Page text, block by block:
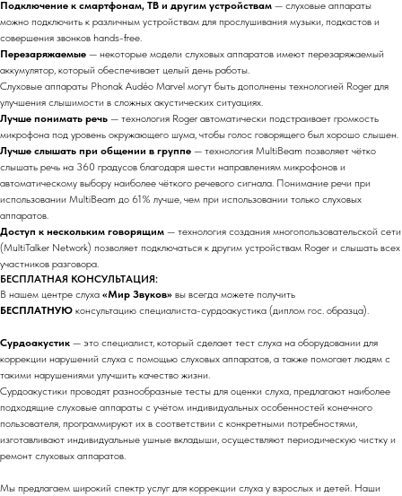
Подключение к смартфонам, ТВ и другим устройствам — слуховые аппараты
можно подключить к различным устройствам для прослушивания музыки, подкастов и
совершения звонков hands-free.
Перезаряжаемые — некоторые модели слуховых аппаратов имеют перезаряжаемый
аккумулятор, который обеспечивает целый день работы.
Слуховые аппараты Phonak Audéo Marvel могут быть дополнены технологией Roger для
улучшения слышимости в сложных акустических ситуациях.
Лучше понимать речь — технология Roger автоматически подстраивает громкость
микрофона под уровень окружающего шума, чтобы голос говорящего был хорошо слышен.
Лучше слышать при общении в группе — технология MultiBeam позволяет чётко
слышать речь на 360 градусов благодаря шести направлениям микрофонов и
автоматическому выбору наиболее чёткого речевого сигнала. Понимание речи при
использовании MultiBeam до 61% лучше, чем при использовании только слуховых
аппаратов.
Доступ к нескольким говорящим — технология создания многопользовательской сети
(MultiTalker Network) позволяет подключаться к другим устройствам Roger и слышать всех
участников разговора.
БЕСПЛАТНАЯ КОНСУЛЬТАЦИЯ:
В нашем центре слуха «Мир Звуков» вы всегда можете получить
БЕСПЛАТНУЮ консультацию специалиста-сурдоакустика (диплом гос. образца).
Сурдоакустик — это специалист, который сделает тест слуха на оборудовании для
коррекции нарушений слуха с помощью слуховых аппаратов, а также помогает людям с
такими нарушениями улучшить качество жизни.
Сурдоакустики проводят разнообразные тесты для оценки слуха, предлагают наиболее
подходящие слуховые аппараты с учётом индивидуальных особенностей конечного
пользователя, программируют их в соответствии с конкретными потребностями,
изготавливают индивидуальные ушные вкладыши, осуществляют периодическую чистку и
ремонт слуховых аппаратов.
Мы предлагаем широкий спектр услуг для коррекции слуха у взрослых и детей. Наши